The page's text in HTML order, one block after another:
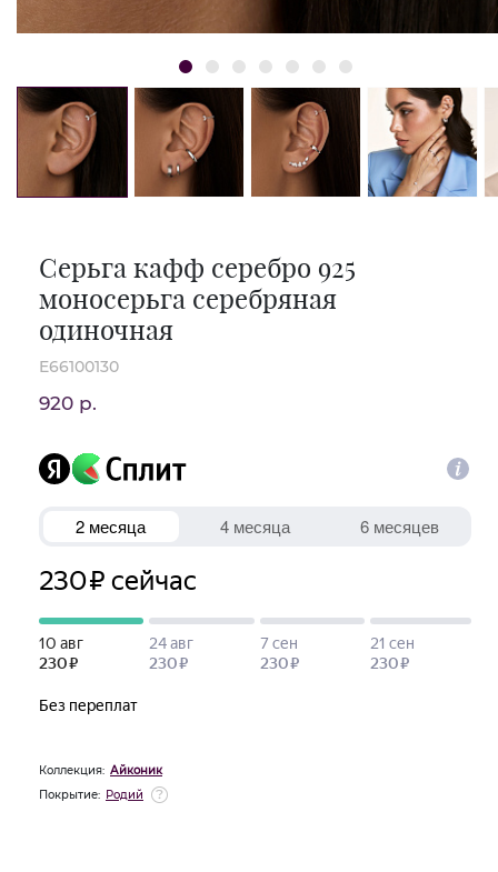
Серьга кафф серебро 925
моносерьга серебряная
одиночная
E66100130
920 р.
Коллекция: Айконик
Покрытие: Родий